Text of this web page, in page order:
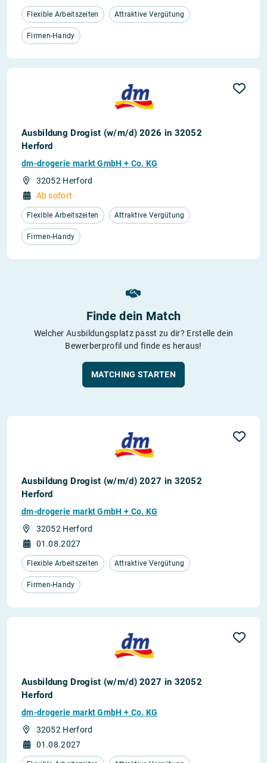
Flexible Arbeitszeiten Attraktive Vergütung
Firmen-Handy
Ausbildung Drogist (w/m/d) 2026 in 32052
Herford
dm-drogerie markt GmbH + Co. KG
32052 Herford
Ab sofort
Flexible Arbeitszeiten Attraktive Vergütung
Firmen-Handy
Finde dein Match
Welcher Ausbildungsplatz passt zu dir? Erstelle dein
Bewerberprofil und finde es heraus!
MATCHING STARTEN
Ausbildung Drogist (w/m/d) 2027 in 32052
Herford
dm-drogerie markt GmbH + Co. KG
32052 Herford
01.08.2027
Flexible Arbeitszeiten Attraktive Vergütung
Firmen-Handy
Ausbildung Drogist (w/m/d) 2027 in 32052
Herford
dm-drogerie markt GmbH + Co. KG
32052 Herford
01.08.2027